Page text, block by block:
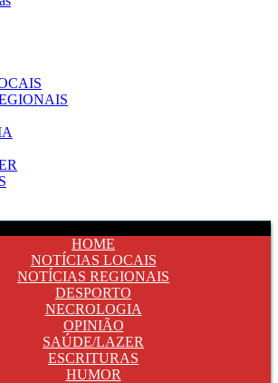
Online
Online
HOME
NOTÍCIAS LOCAIS
NOTÍCIAS REGIONAIS
DESPORTO
NECROLOGIA
OPINIÃO
SAÚDE/LAZER
ESCRITURAS
HUMOR